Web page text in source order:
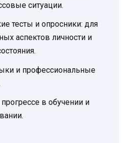
ситуации.
тесты и опросники: для
аспектов личности и
и профессиональные
в обучении и